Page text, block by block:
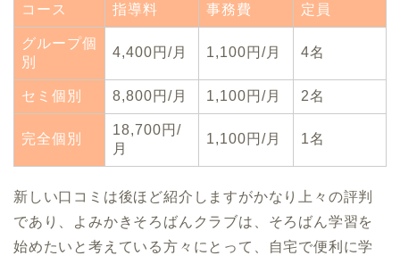
コース 指導料 事務費 定員
グループ個
別
4,400円/月 1,100円/月 4名
セミ個別 8,800円/月 1,100円/月 2名
完全個別
18,700円/
月
1,100円/月 1名
新しい口コミは後ほど紹介しますがかなり上々の評判
であり、よみかきそろばんクラブは、そろばん学習を
始めたいと考えている方々にとって、自宅で便利に学